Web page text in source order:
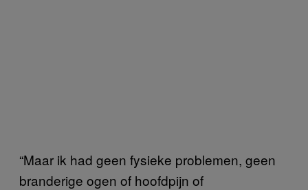
“Maar ik had geen fysieke problemen, geen
branderige ogen of hoofdpijn of